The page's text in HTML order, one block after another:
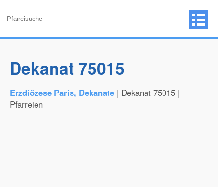
Dekanat 75015
Erzdiözese Paris, Dekanate | Dekanat 75015 |
Pfarreien